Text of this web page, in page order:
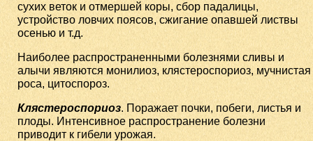
сухих веток и отмершей коры, сбор падалицы,
устройство ловчих поясов, сжигание опавшей листвы
осенью и т.д.
Наиболее распространенными болезнями сливы и
алычи являются монилиоз, клястероспориоз, мучнистая
роса, цитоспороз.
Клястероспориоз. Поражает почки, побеги, листья и
плоды. Интенсивное распространение болезни
приводит к гибели урожая.